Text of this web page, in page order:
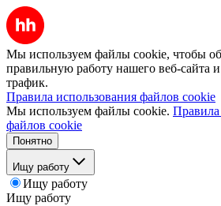
Мы используем файлы cookie, чтобы
правильную работу нашего веб-сайта и
трафик.
Правила использования файлов cookie
Мы используем файлы cookie. Правила
файлов cookie
Понятно
Ищу работу
Ищу работу
Ищу работу